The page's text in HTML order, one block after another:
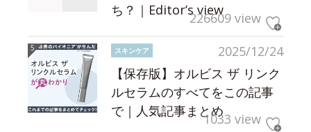
ち？｜Editor’s view226609 view
2025/12/24
スキンケア
【保存版】オルビス ザ リンク
ルセラムのすべてをこの記事
で｜人気記事まとめ1033 view